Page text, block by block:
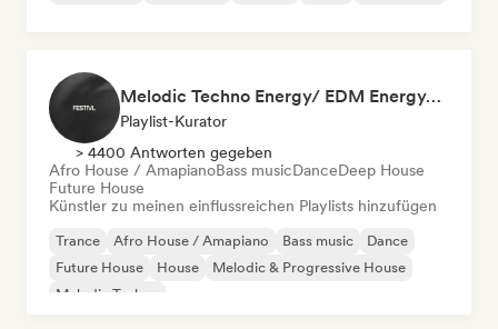
Melodic Techno Energy/ EDM Energy/Techno Masters
Playlist-Kurator
> 4400 Antworten gegeben
Afro House / AmapianoBass musicDanceDeep House
Future House
Künstler zu meinen einflussreichen Playlists hinzufügen
Trance Afro House / Amapiano Bass music
Dance
Future House
House
Melodic & Progressive House
Melodic Techno